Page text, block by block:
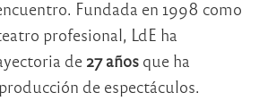
Fundada en 1998 como
profesional, LdE ha
de 27 años que ha
de espectáculos.